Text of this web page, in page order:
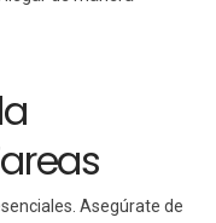
Asegúrate de